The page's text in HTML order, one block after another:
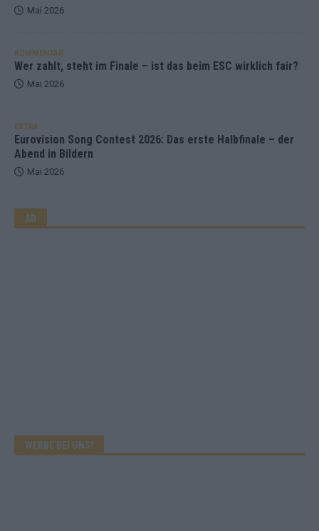
Mai 2026
KOMMENTAR
Wer zahlt, steht im Finale – ist das beim ESC wirklich fair?
Mai 2026
EXTRA
Eurovision Song Contest 2026: Das erste Halbfinale – der
Abend in Bildern
Mai 2026
AD
WERBE BEI UNS!